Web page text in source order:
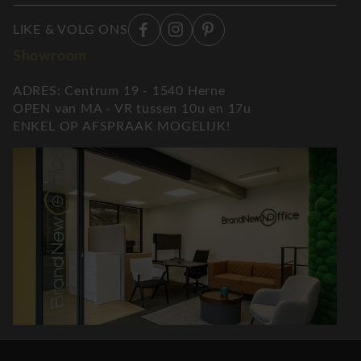
LIKE & VOLG ONS
ADRES: Centrum 19 - 1540 Herne
OPEN van MA - VR tussen 10u en 17u
ENKEL OP AFSPRAAK MOGELIJK!